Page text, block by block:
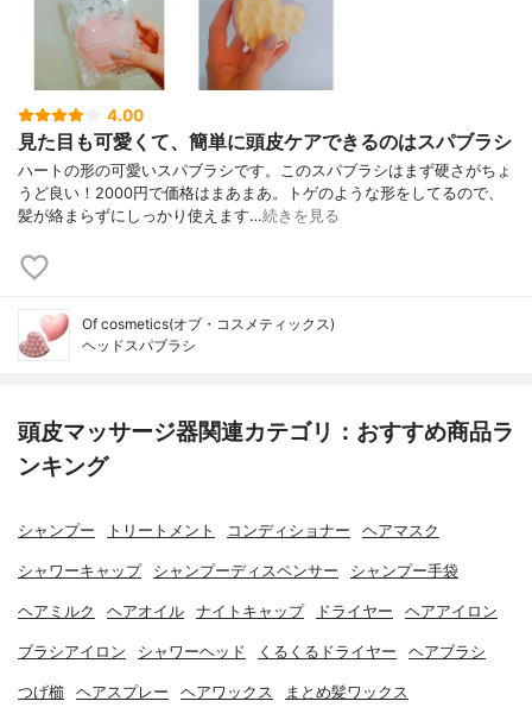
4.00
見た目も可愛くて、簡単に頭皮ケアできるのはスパブラシ
ハートの形の可愛いスパブラシです。このスパブラシはまず硬さがちょ
うど良い！2000円で価格はまあまあ。トゲのような形をしてるので、
髪が絡まらずにしっかり使えます…続きを見る
Of cosmetics(オブ・コスメティックス)
ヘッドスパブラシ
頭皮マッサージ器関連カテゴリ：おすすめ商品ラ
ンキング
シャンプー トリートメント コンディショナー ヘアマスク
シャワーキャップ シャンプーディスペンサー シャンプー手袋
ヘアミルク ヘアオイル ナイトキャップ ドライヤー ヘアアイロン
ブラシアイロン シャワーヘッド くるくるドライヤー ヘアブラシ
つげ櫛 ヘアスプレー ヘアワックス まとめ髪ワックス